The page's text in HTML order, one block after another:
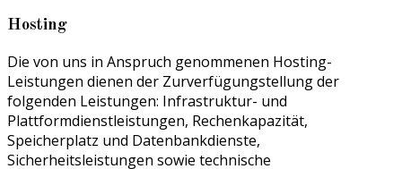
Hosting
Die von uns in Anspruch genommenen Hosting-
Leistungen dienen der Zurverfügungstellung der
folgenden Leistungen: Infrastruktur- und
Plattformdienstleistungen, Rechenkapazität,
Speicherplatz und Datenbankdienste,
Sicherheitsleistungen sowie technische